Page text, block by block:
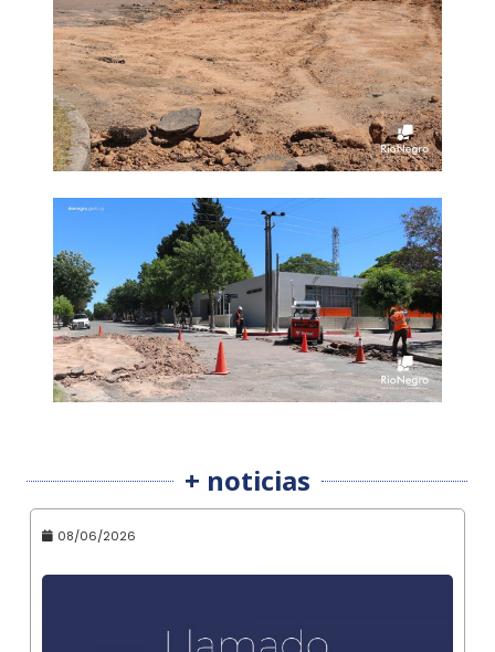
+ noticias
08/06/2026